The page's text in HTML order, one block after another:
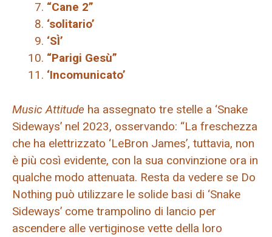
“Cane 2”
‘solitario’
‘SÌ’
“Parigi Gesù”
‘Incomunicato’
Music Attitude ha assegnato tre stelle a ‘Snake
Sideways’ nel 2023, osservando: “La freschezza
che ha elettrizzato ‘LeBron James’, tuttavia, non
è più così evidente, con la sua convinzione ora in
qualche modo attenuata. Resta da vedere se Do
Nothing può utilizzare le solide basi di ‘Snake
Sideways’ come trampolino di lancio per
ascendere alle vertiginose vette della loro